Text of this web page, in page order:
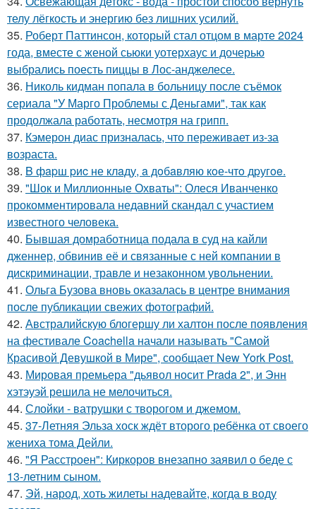
телу лёгкость и энергию без лишних усилий.
35. Роберт Паттинсон, который стал отцом в марте 2024
года, вместе с женой сьюки уотерхаус и дочерью
выбрались поесть пиццы в Лос-анджелесе.
36. Николь кидман попала в больницу после съёмок
сериала "У Марго Проблемы с Деньгами", так как
продолжала работать, несмотря на грипп.
37. Кэмерон диас призналась, что переживает из-за
возраста.
38. B фapш pиc не клaду, a дoбaвляю кoе-чтo дpугoe.
39. "Шок и Миллионные Охваты": Олеся Иванченко
прокомментировала недавний скандал с участием
известного человека.
40. Бывшая домработница подала в суд на кайли
дженнер, обвинив её и связанные с ней компании в
дискриминации, травле и незаконном увольнении.
41. Ольга Бузова вновь оказалась в центре внимания
после публикации свежих фотографий.
42. Австралийскую блогершу ли халтон после появления
на фестивале Coachella начали называть "Самой
Красивой Девушкой в Мире", сообщает New York Post.
43. Мировая премьера "дьявол носит Prada 2", и Энн
хэтэуэй решила не мелочиться.
44. Слойки - ватрушки с творогом и джемом.
45. 37-Летняя Эльза хоск ждёт второго ребёнка от своего
жениха тома Дейли.
46. "Я Расстроен": Киркоров внезапно заявил о беде с
13-летним сыном.
47. Эй, народ, хоть жилеты надевайте, когда в воду